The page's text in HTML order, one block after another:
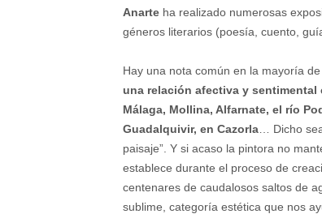
Anarte ha realizado numerosas
géneros literarios (poesía, cuento,
Hay una nota común en la mayoría
una relación afectiva y
Málaga, Mollina, Alfarnate, el río
Guadalquivir, en Cazorla … Dicho
paisaje”. Y si acaso la pintora no
establece durante el proceso de
centenares de caudalosos saltos de
sublime, categoría estética que nos